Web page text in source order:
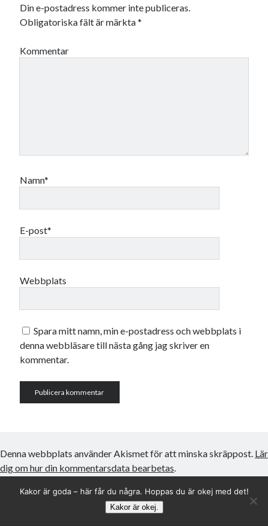
Din e-postadress kommer inte publiceras.
Obligatoriska fält är märkta*
Kommentar
Namn*
E-post*
Webbplats
Spara mitt namn, min e-postadress och webbplats i
denna webbläsare till nästa gång jag skriver en
kommentar.
Denna webbplats använder Akismet för att minska skräppost. Lär
dig om hur din kommentarsdata bearbetas.
Kakor är goda – här får du några. Hoppas du är okej med det!
Kakor är okej.